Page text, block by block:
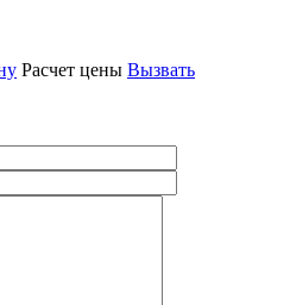
Расчет цены Вызвать